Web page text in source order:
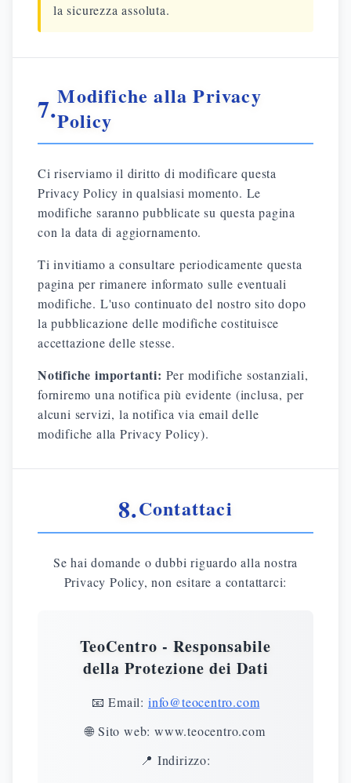
la sicurezza assoluta.
7.Modifiche alla Privacy
Policy
Ci riserviamo il diritto di modificare questa
Privacy Policy in qualsiasi momento. Le
modifiche saranno pubblicate su questa pagina
con la data di aggiornamento.
Ti invitiamo a consultare periodicamente questa
pagina per rimanere informato sulle eventuali
modifiche. L'uso continuato del nostro sito dopo
la pubblicazione delle modifiche costituisce
accettazione delle stesse.
Notifiche importanti: Per modifiche sostanziali,
forniremo una notifica più evidente (inclusa, per
alcuni servizi, la notifica via email delle
modifiche alla Privacy Policy).
8.Contattaci
Se hai domande o dubbi riguardo alla nostra
Privacy Policy, non esitare a contattarci:
TeoCentro - Responsabile
della Protezione dei Dati
📧 Email: info@teocentro.com
🌐 Sito web: www.teocentro.com
📍 Indirizzo: